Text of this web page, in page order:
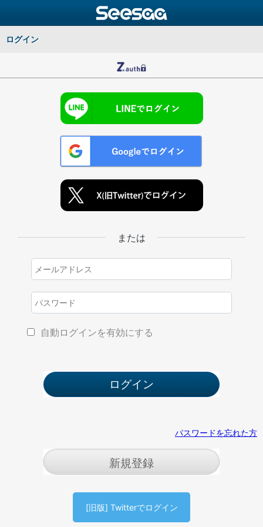
ログイン
または
自動ログインを有効にする
パスワードを忘れた方
新規登録
[旧版] Twitterでログイン